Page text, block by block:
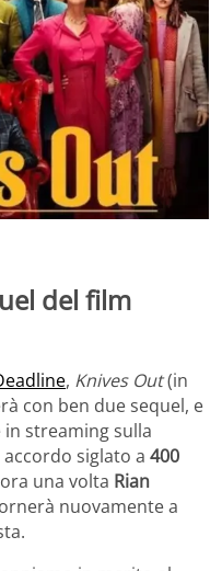
del film
, Knives Out(in
con ben due sequel, e
streaming sulla
siglato a 400
una volta Rian
nuovamente a